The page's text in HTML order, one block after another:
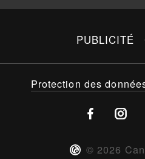
PUBLICITÉ
© 2026
Protection des